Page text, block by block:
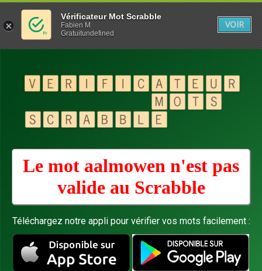
Le mot aalmowen n'est pas
valide au Scrabble
Téléchargez notre appli pour vérifier vos mots facilement :
Vérificateur Mot Scrabble
Fabien M
Gratuitundefined
VOIR